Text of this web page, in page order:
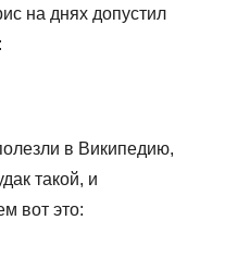
на днях допустил
в Википедию,
такой, и
вот это: